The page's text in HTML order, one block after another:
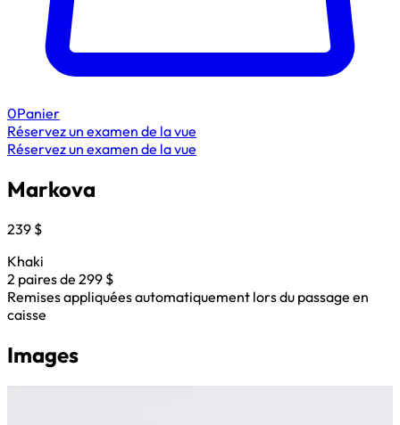
0Panier
Réservez un examen de la vue
Réservez un examen de la vue
Markova
239 $
Khaki
2 paires de 299 $
Remises appliquées automatiquement lors du passage en
caisse
Images